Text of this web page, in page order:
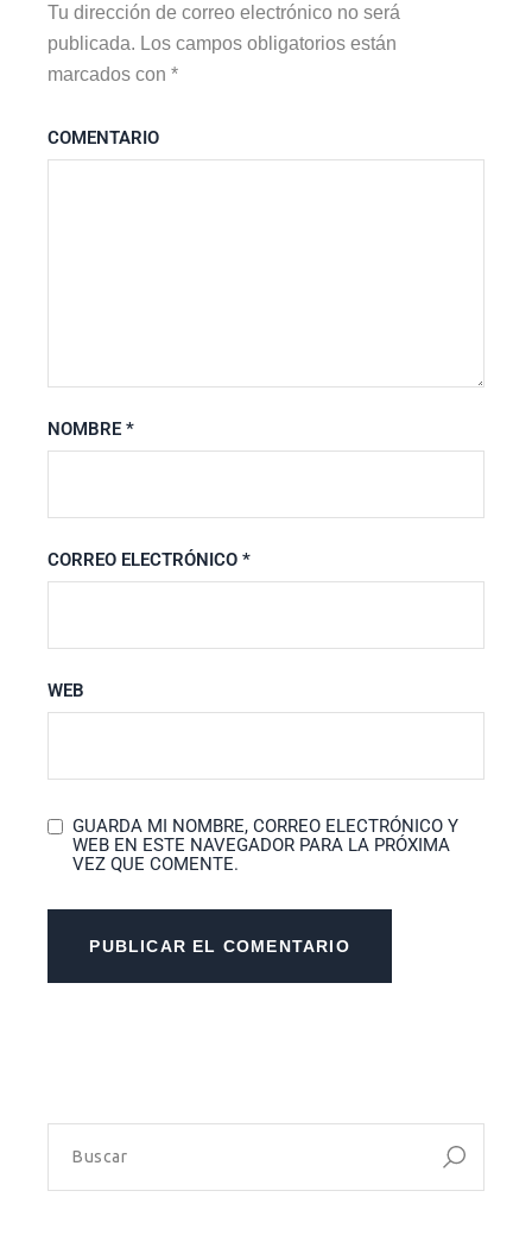
Tu dirección de correo electrónico no será
publicada. Los campos obligatorios están
marcados con*
COMENTARIO
NOMBRE*
CORREO ELECTRÓNICO*
WEB
GUARDA MI NOMBRE, CORREO ELECTRÓNICO Y
WEB EN ESTE NAVEGADOR PARA LA PRÓXIMA
VEZ QUE COMENTE.
PUBLICAR EL COMENTARIO